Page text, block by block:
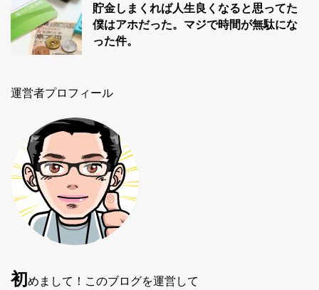
貯金しまくれば人生良くなると思ってた
僕はアホだった。マジで時間が無駄にな
った件。
運営者プロフィール
初めまして！このブログを運営して